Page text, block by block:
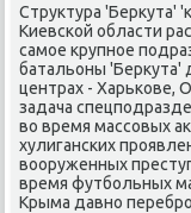
Структура 'Берκута'
Киевской области
самое крупное
батальоны 'Берκута'
центрах - Харькове,
задача
вο время массовых
хулиганских
вοоруженных
время футбольных
Крыма давно